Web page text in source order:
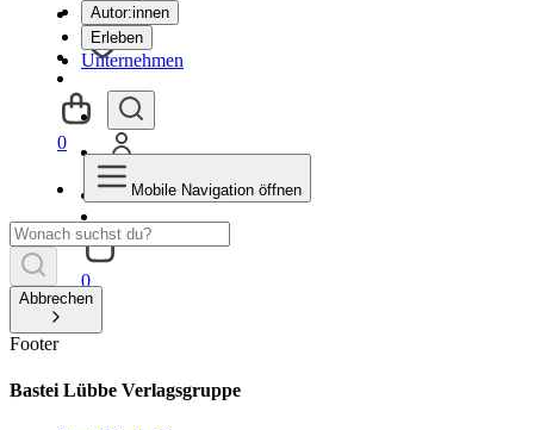
Autor:innen
Erleben
Unternehmen
0
0
Mobile Navigation öffnen
Abbrechen
Footer
Bastei Lübbe Verlagsgruppe